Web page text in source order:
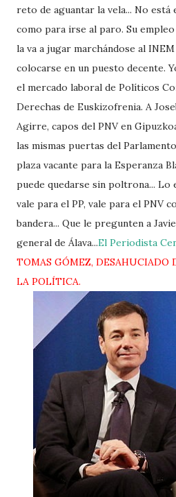
reto de aguantar la vela... No está
como para irse al paro. Su
la va a jugar marchándose al
colocarse en un puesto decente.
el mercado laboral de Políticos
Derechas de Euskizofrenia. A
Agirre, capos del PNV en
las mismas puertas del
plaza vacante para la Esperanza
puede quedarse sin poltrona... Lo
vale para el PP, vale para el PNV
bandera... Que le pregunten a
general de Álava...El Periodista
TOMAS GÓMEZ, DESAHUCIADO
LA POLÍTICA.